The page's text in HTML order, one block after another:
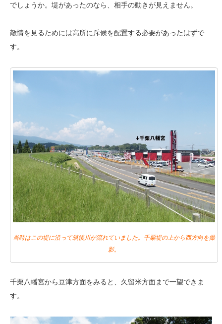
でしょうか。堤があったのなら、相手の動きが見えません。
敵情を見るためには高所に斥候を配置する必要があったはずで
す。
当時はこの堤に沿って筑後川が流れていました。千栗堤の上から西方向を撮
影。
千栗八幡宮から豆津方面をみると、久留米方面まで一望できま
す。